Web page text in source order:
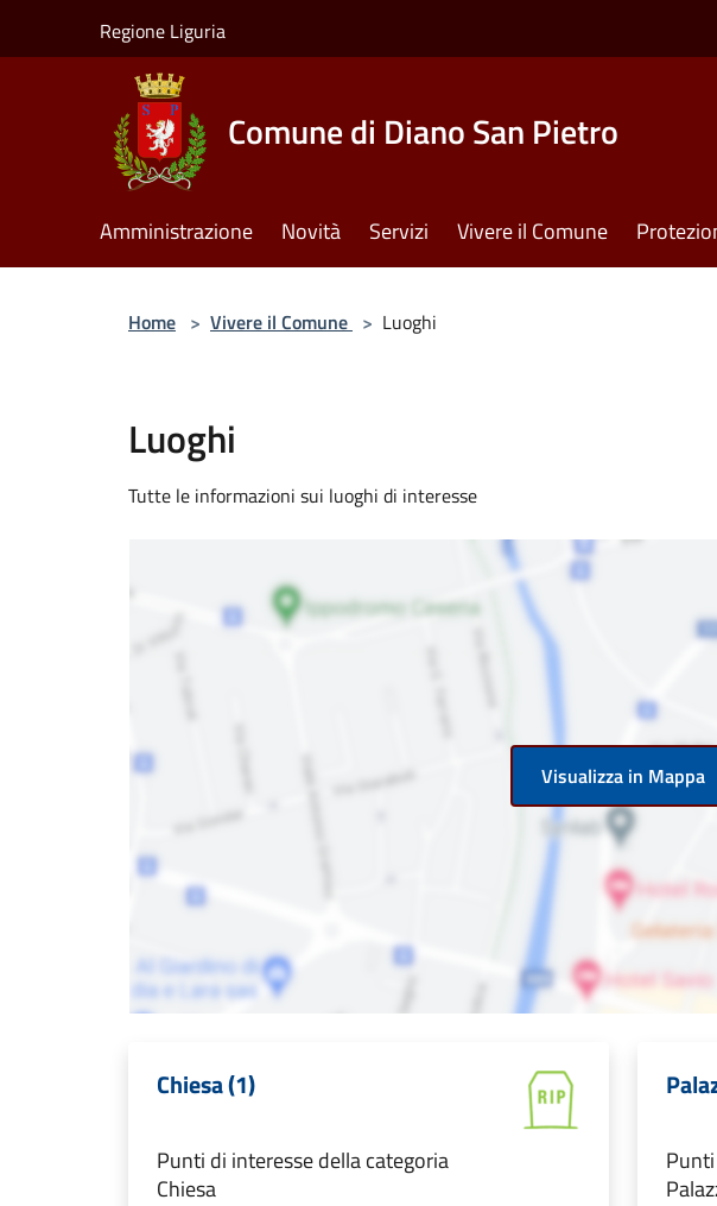
Regione Liguria
Comune di Diano San Pietro
Amministrazione Novità Servizi Vivere il Comune
Home > Vivere il Comune > Luoghi
Luoghi
Tutte le informazioni sui luoghi di interesse
Visualizza in Mappa
Chiesa (1)
Punti di interesse della categoria
Chiesa